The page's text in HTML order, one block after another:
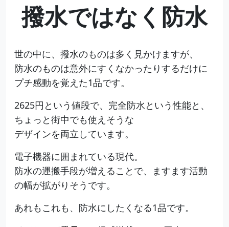
撥水ではなく防水
世の中に、撥水のものは多く見かけますが、
防水のものは意外にすくなかったりするだけに
プチ感動を覚えた1品です。
2625円という値段で、完全防水という性能と、
ちょっと街中でも使えそうな
デザインを両立しています。
電子機器に囲まれている現代。
防水の運搬手段が増えることで、ますます活動
の幅が拡がりそうです。
あれもこれも、防水にしたくなる1品です。